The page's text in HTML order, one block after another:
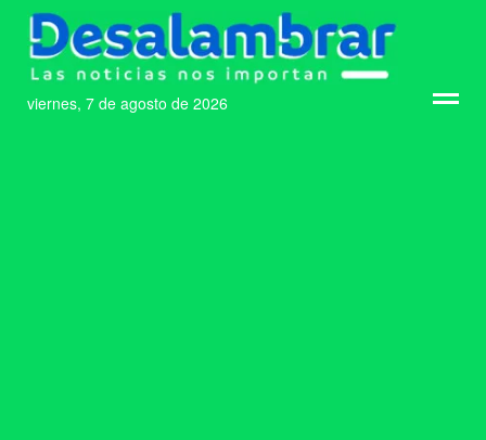
viernes, 7 de agosto de 2026